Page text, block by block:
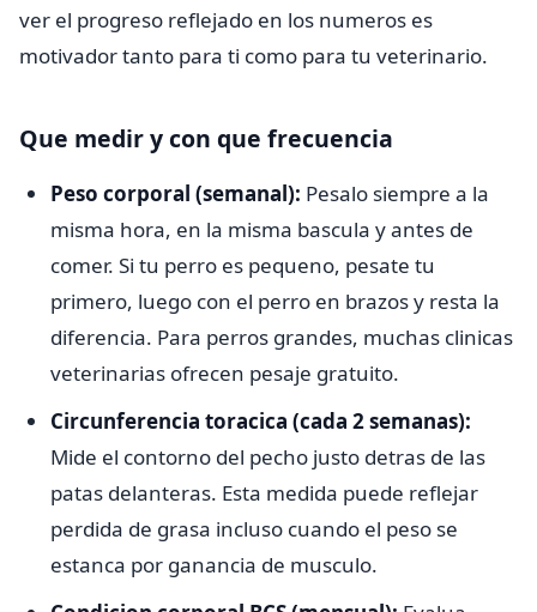
ver el progreso reflejado en los numeros es
motivador tanto para ti como para tu veterinario.
Que medir y con que frecuencia
Peso corporal (semanal): Pesalo siempre a la
misma hora, en la misma bascula y antes de
comer. Si tu perro es pequeno, pesate tu
primero, luego con el perro en brazos y resta la
diferencia. Para perros grandes, muchas clinicas
veterinarias ofrecen pesaje gratuito.
Circunferencia toracica (cada 2 semanas):
Mide el contorno del pecho justo detras de las
patas delanteras. Esta medida puede reflejar
perdida de grasa incluso cuando el peso se
estanca por ganancia de musculo.